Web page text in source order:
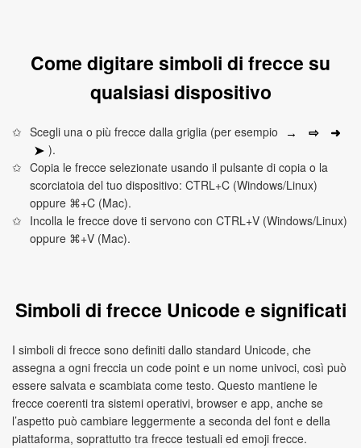
Come digitare simboli di frecce su
qualsiasi dispositivo
Scegli una o più frecce dalla griglia (per esempio → ⇨
➜
➤ ).
Copia le frecce selezionate usando il pulsante di copia o la
scorciatoia del tuo dispositivo: CTRL+C (Windows/Linux)
oppure ⌘+C (Mac).
Incolla le frecce dove ti servono con CTRL+V (Windows/Linux)
oppure ⌘+V (Mac).
Simboli di frecce Unicode e significati
I simboli di frecce sono definiti dallo standard Unicode, che
assegna a ogni freccia un code point e un nome univoci, così può
essere salvata e scambiata come testo. Questo mantiene le
frecce coerenti tra sistemi operativi, browser e app, anche se
l’aspetto può cambiare leggermente a seconda del font e della
piattaforma, soprattutto tra frecce testuali ed emoji frecce.